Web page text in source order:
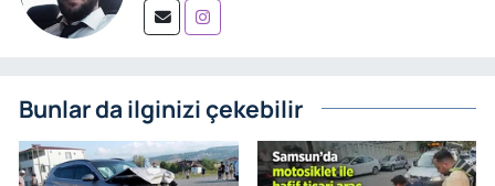
Bunlar da ilginizi çekebilir